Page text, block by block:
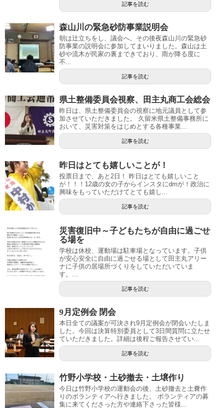
記事を読む
森山川の緊急砂防事業説明会
朝は辻立ちをし、議会へ。その後夜森山川の緊急砂
防事業の説明会に参加してまいりました。森山は土
砂や流木が民家の裏まできており、雨が降る度に
不...
記事を読む
県土整備委員会視察、田主丸商工会総会
昨日は、県土整備委員会の視察に地元議員として参
加させていただきました。 久留米県土整備事務所に
おいて、災害対策をはじめとする各種事業...
記事を読む
昨日はとても嬉しいことが！
投票日まで、あと2日！ 昨日はとても嬉しいこと
が！！！12歳の女の子からインスタにdmが！政治に
興味をもっていただけてとても嬉し...
記事を読む
災害復旧中～子どもたちが自由に過ごせ
る場を
学校は休校、運動場は駐車場となっています。子供
が安心安全に自由に過ごせる場として田主丸アリー
ナに子供の居場所づくりをしていただいていま
す。...
記事を読む
9月定例会 閉会
本日全ての議案が可決され9月定例会が閉会いたしま
した。今回は決算特別委員として3日間質問に立たせ
ていただきました。詳細は後程ご報告させてい...
記事を読む
竹野小学校・土砂撤去・土壌作り
今日は竹野小学校の運動会の後、土砂撤去と土嚢作
りのボランティアへ行きました。 ボランティアの募
集に来てくださった方や連絡下さった皆様...